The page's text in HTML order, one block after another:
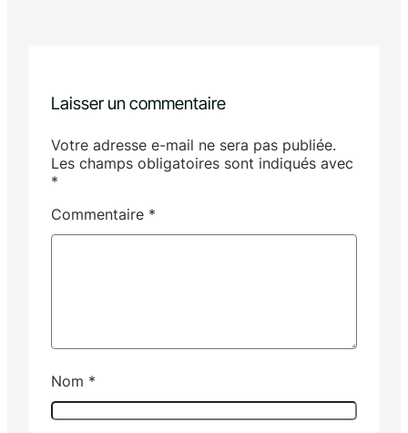
Laisser un commentaire
Votre adresse e-mail ne sera pas publiée.
Les champs obligatoires sont indiqués avec
*
Commentaire *
Nom *